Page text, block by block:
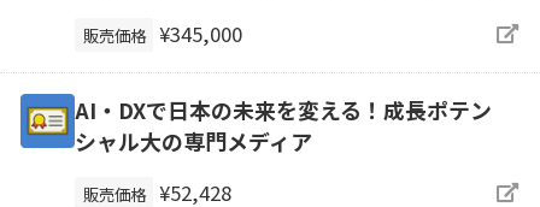
販売価格 ¥345,000
AI・DXで日本の未来を変える！成長ポテン
シャル大の専門メディア
販売価格 ¥52,428